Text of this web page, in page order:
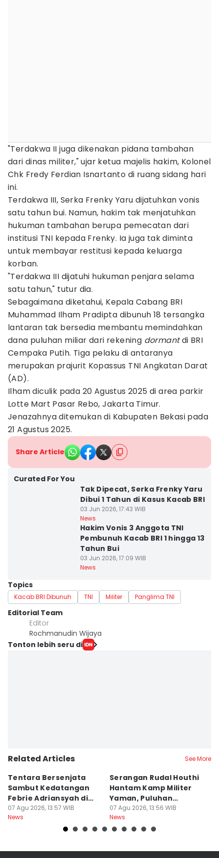
"Terdakwa II juga dikenakan pidana tambahan
dari dinas militer," ujar ketua majelis hakim, Kolonel
Chk Fredy Ferdian Isnartanto di ruang sidang hari
ini.
Terdakwa III, Serka Frenky Yaru dijatuhkan vonis
satu tahun bui. Namun, hakim tak menjatuhkan
hukuman tambahan berupa pemecatan dari
institusi TNI kepada Frenky. Ia juga tak diminta
untuk membayar restitusi kepada keluarga
korban.
"Terdakwa III dijatuhi hukuman penjara selama
satu tahun," tutur dia.
Sebagaimana diketahui, Kepala Cabang BRI
Muhammad Ilham Pradipta dibunuh 18 tersangka
lantaran tak bersedia membantu memindahkan
dana puluhan miliar dari rekening dormantdi BRI
Cempaka Putih. Tiga pelaku di antaranya
merupakan prajurit Kopassus TNI Angkatan Darat
(AD).
Ilham diculik pada 20 Agustus 2025 di area parkir
Lotte Mart Pasar Rebo, Jakarta Timur.
Jenazahnya ditemukan di Kabupaten Bekasi pada
21 Agustus 2025.
Share Article
Curated For You
Tak Dipecat, Serka Frenky Yaru
Dibui 1 Tahun di Kasus Kacab BRI
03 Jun 2026, 17:43 WIB
News
Hakim Vonis 3 Anggota TNI
Pembunuh Kacab BRI 1 hingga 13
Tahun Bui
03 Jun 2026, 17:09 WIB
News
Topics
Kacab BRI Dibunuh TNI Militer Panglima TNI
Editorial Team
Editor
Rochmanudin Wijaya
Tonton lebih seru di
Related Articles See More
Tentara Bersenjata
Sambut Kedatangan
Febrie Adriansyah di
Kejagung
07 Agu 2026, 13:57 WIB
News
Serangan Rudal Houthi
Hantam Kamp Militer
Yaman, Puluhan
Tentara Tewas
07 Agu 2026, 13:56 WIB
News